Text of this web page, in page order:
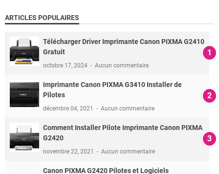
ARTICLES POPULAIRES
Télécharger Driver Imprimante Canon PIXMA G2410
Gratuit
octobre 17, 2024 Aucun commentaire
Imprimante Canon PIXMA G3410 Installer de
Pilotes
décembre 04, 2021 Aucun commentaire
Comment Installer Pilote Imprimante Canon PIXMA
G2420
novembre 22, 2021 Aucun commentaire
Canon PIXMA G2420 Pilotes et Logiciels